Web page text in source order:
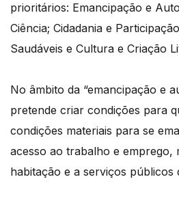
prioritários: Emancipação e
Ciência; Cidadania e
Saudáveis e Cultura e Criação
No âmbito da “emancipação e
pretende criar condições para
condições materiais para se
acesso ao trabalho e emprego,
habitação e a serviços públicos